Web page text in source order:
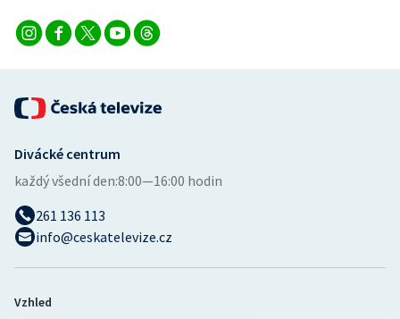
Volejbal
Ostatní
Divácké centrum
každý všední den:8:00—16:00 hodin
261 136 113
info@ceskatelevize.cz
Vzhled